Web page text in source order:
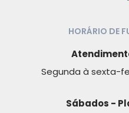
HORÁRIO DE
Segunda à sexta-
Sábados -